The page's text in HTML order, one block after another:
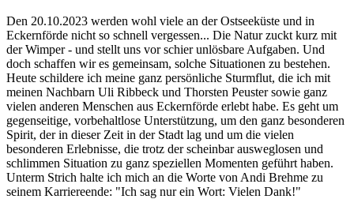
Den 20.10.2023 werden wohl viele an der Ostseeküste und in
Eckernförde nicht so schnell vergessen... Die Natur zuckt kurz mit
der Wimper - und stellt uns vor schier unlösbare Aufgaben. Und
doch schaffen wir es gemeinsam, solche Situationen zu bestehen.
Heute schildere ich meine ganz persönliche Sturmflut, die ich mit
meinen Nachbarn Uli Ribbeck und Thorsten Peuster sowie ganz
vielen anderen Menschen aus Eckernförde erlebt habe. Es geht um
gegenseitige, vorbehaltlose Unterstützung, um den ganz besonderen
Spirit, der in dieser Zeit in der Stadt lag und um die vielen
besonderen Erlebnisse, die trotz der scheinbar ausweglosen und
schlimmen Situation zu ganz speziellen Momenten geführt haben.
Unterm Strich halte ich mich an die Worte von Andi Brehme zu
seinem Karriereende: "Ich sag nur ein Wort: Vielen Dank!"